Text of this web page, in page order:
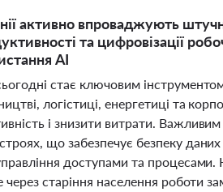
активно впроваджують
та цифровізації
АІ
стає ключовим
логістиці, енергетиці та
і знизити витрати.
що забезпечує безпеку
доступами та процесами.
через старіння населення